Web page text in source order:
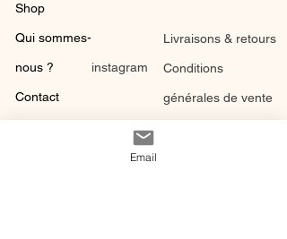
Shop
Qui sommes-
nous ?
Contact
instagram
Livraisons & retours
Conditions
générales de vente
Email